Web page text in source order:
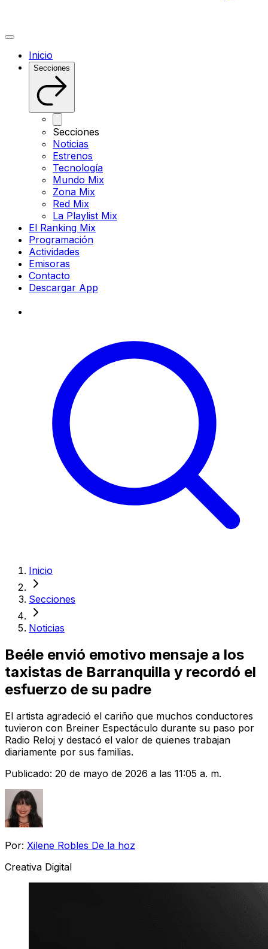
Inicio
Secciones
Secciones
Noticias
Estrenos
Tecnología
Mundo Mix
Zona Mix
Red Mix
La Playlist Mix
El Ranking Mix
Programación
Actividades
Emisoras
Contacto
Descargar App
Inicio
Secciones
Noticias
Beéle envió emotivo mensaje a los
taxistas de Barranquilla y recordó el
esfuerzo de su padre
El artista agradeció el cariño que muchos conductores
tuvieron con Breiner Espectáculo durante su paso por
Radio Reloj y destacó el valor de quienes trabajan
diariamente por sus familias.
Publicado: 20 de mayo de 2026 a las 11:05 a. m.
Por: Xilene Robles De la hoz
Creativa Digital